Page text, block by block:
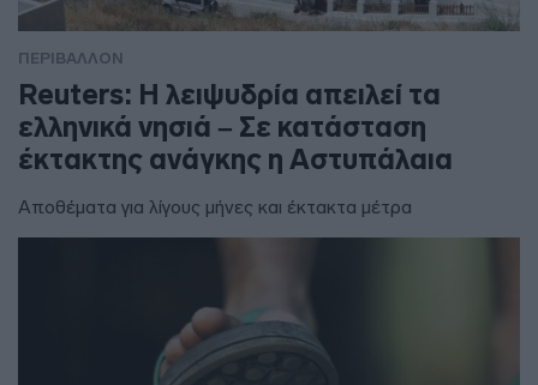
ΠΕΡΙΒΑΛΛΟΝ
Reuters: Η λειψυδρία απειλεί τα
ελληνικά νησιά – Σε κατάσταση
έκτακτης ανάγκης η Αστυπάλαια
Αποθέματα για λίγους μήνες και έκτακτα μέτρα